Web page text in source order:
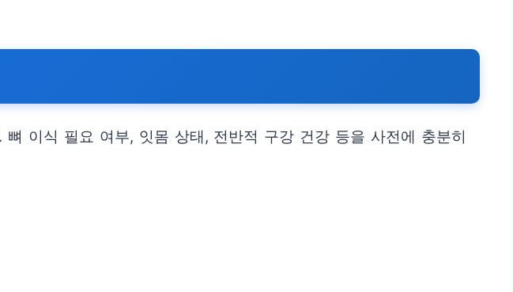
이식 필요 여부, 잇몸 상태, 전반적 구강 건강 등을 사전에 충분히